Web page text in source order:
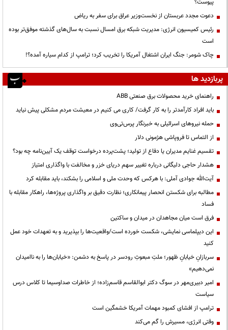
پیوست؟
دعوت مجدد عربستان از نخست‌وزیر عراق برای سفر به ریاض
رئیس کمیسیون انرژی: مدیریت شبکه برق امسال نسبت به سال‌های گذشته موفق‌تر بوده
است
چاک شومر: جنگ ایران اشتغال آمریکا را تخریب کرد؛ ترامپ از کدام سیاره آمده؟!
پربازدید ها
راهنمای خرید محصولات برق صنعتی ABB
باید افراد کارآمدتر را به کار گرفت/ کاری می کنیم در معیشت مردم مشکلی پیش نیاید
حمله نیروهای اسرائیلی به خبرنگار پرس‌تی‌وی
از التماس تا فروپاشی هژمونی دلار
تقسیم غنایم مدیران یا دفاع از تولید؛ پشت‌پرده درخواست توقف یک آیین‌نامه چه بود؟
هشدار حاجی دلیگانی درباره تغییر سهم دریای خزر و مخالفت با واگذاری امتیاز
آیت‌الله جوادی آملی: با هرکس که وحدت ملی و اسلامی را بشکند، باید مقابله کرد
مطالبه برای شکستن انحصار پیمانکاری؛ نظارت دقیق بر واگذاری پروژه‌ها، راهکار مقابله با
فساد
فرق است میان مجاهدان در میدان و ساکتین
این دیپلماسی نمایشی، شکست خورده است/واقعیت‌ها را بپذیرید و به تعهدات خود عمل
کنید
سربازانِ خیابانِ ظهور؛ ملتِ مبعوثِ رودسر در پاسخ به دشمن: «خیابان‌ها را به ناامیدان
نمی‌دهیم»
امیر دبیری‌مهر در سوگ دکتر ابوالقاسم قاسم‌زاده؛ از خاطرات صداوسیما تا کلاس درس
سیاست
ترامپ از افشای کمبود مهمات آمریکا خشمگین است
وقتی انرژی، مسیرش را گم می‌کند